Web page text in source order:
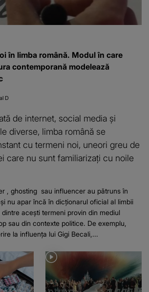
în limba română. Modul în care
contemporană modelează
D
de internet, social media și
diverse, limba română se
cu termeni noi, uneori greu de
care nu sunt familiarizați cu noile
, ghosting sau influencer au pătruns în
nu apar încă în dicționarul oficial al limbii
acești termeni provin din mediul
sau din contexte politice. De exemplu,
la influența lui Gigi Becali,...